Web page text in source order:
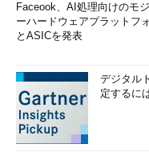
Faceook、AI処理向けのモ
ーハードウェアプラットフ
とASICを発表
デジタル
定するに